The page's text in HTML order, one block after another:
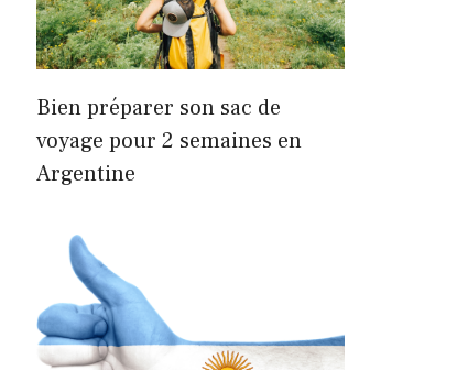
Bien préparer son sac de
voyage pour 2 semaines en
Argentine